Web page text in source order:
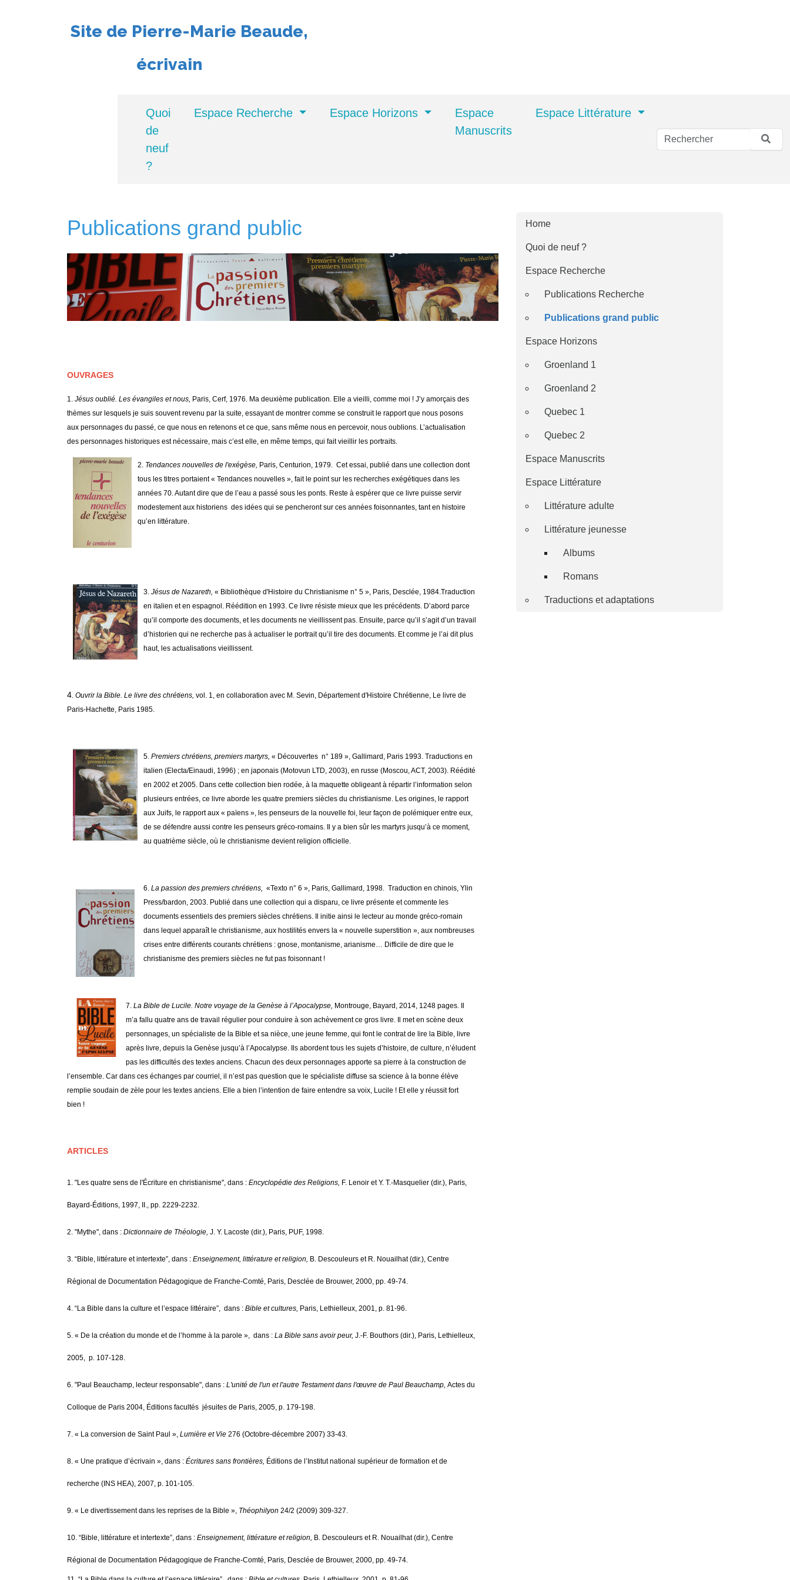
Site de Pierre-Marie Beaude,
écrivain
Quoi
de
neuf
?
Espace Recherche Espace Horizons
Espace
Manuscrits
Espace Littérature
Publications grand public
OUVRAGES
1. Jésus oublié. Les évangiles et nous, Paris, Cerf, 1976. Ma deuxième publication. Elle a vieilli, comme moi ! J’y amorçais des
thèmes sur lesquels je suis souvent revenu par la suite, essayant de montrer comme se construit le rapport que nous posons
aux personnages du passé, ce que nous en retenons et ce que, sans même nous en percevoir, nous oublions. L’actualisation
des personnages historiques est nécessaire, mais c’est elle, en même temps, qui fait vieillir les portraits.
2. Tendances nouvelles de l'exégèse, Paris, Centurion, 1979. Cet essai, publié dans une collection dont
tous les titres portaient « Tendances nouvelles », fait le point sur les recherches exégétiques dans les
années 70. Autant dire que de l’eau a passé sous les ponts. Reste à espérer que ce livre puisse servir
modestement aux historiens des idées qui se pencheront sur ces années foisonnantes, tant en histoire
qu’en littérature.
3. Jésus de Nazareth, « Bibliothèque d'Histoire du Christianisme n° 5 », Paris, Desclée, 1984.Traduction
en italien et en espagnol. Réédition en 1993. Ce livre résiste mieux que les précédents. D’abord parce
qu’il comporte des documents, et les documents ne vieillissent pas. Ensuite, parce qu’il s’agit d’un travail
d’historien qui ne recherche pas à actualiser le portrait qu’il tire des documents. Et comme je l’ai dit plus
haut, les actualisations vieillissent.
4 Ouvrir la Bible. Le livre des chrétiens, vol. 1, en collaboration avec M. Sevin, Département d'Histoire Chrétienne, Le livre de
Paris-Hachette, Paris 1985.
5. Premiers chrétiens, premiers martyrs, « Découvertes n° 189 », Gallimard, Paris 1993. Traductions en
italien (Electa/Einaudi, 1996) ; en japonais (Motovun LTD, 2003), en russe (Moscou, ACT, 2003). Réédité
en 2002 et 2005. Dans cette collection bien rodée, à la maquette obligeant à répartir l’information selon
plusieurs entrées, ce livre aborde les quatre premiers siècles du christianisme. Les origines, le rapport
aux Juifs, le rapport aux « païens », les penseurs de la nouvelle foi, leur façon de polémiquer entre eux,
de se défendre aussi contre les penseurs gréco-romains. Il y a bien sûr les martyrs jusqu’à ce moment,
au quatrième siècle, où le christianisme devient religion officielle.
6. La passion des premiers chrétiens,
«Texto n° 6 », Paris, Gallimard, 1998. Traduction en chinois, Ylin
Press/bardon, 2003. Publié dans une collection qui a disparu, ce livre présente et commente les
documents essentiels des premiers siècles chrétiens. Il initie ainsi le lecteur au monde gréco-romain
dans lequel apparaît le christianisme, aux hostilités envers la « nouvelle superstition », aux nombreuses
crises entre différents courants chrétiens : gnose, montanisme, arianisme… Difficile de dire que le
christianisme des premiers siècles ne fut pas foisonnant !
7. La Bible de Lucile. Notre voyage de la Genèse à l’Apocalypse, Montrouge, Bayard, 2014, 1248 pages. Il
m’a fallu quatre ans de travail régulier pour conduire à son achèvement ce gros livre. Il met en scène deux
personnages, un spécialiste de la Bible et sa nièce, une jeune femme, qui font le contrat de lire la Bible, livre
après livre, depuis la Genèse jusqu’à l’Apocalypse. Ils abordent tous les sujets d’histoire, de culture, n’éludent
pas les difficultés des textes anciens. Chacun des deux personnages apporte sa pierre à la construction de
l’ensemble. Car dans ces échanges par courriel, il n’est pas question que le spécialiste diffuse sa science à la bonne élève
remplie soudain de zèle pour les textes anciens. Elle a bien l’intention de faire entendre sa voix, Lucile ! Et elle y réussit fort
bien !
ARTICLES
1. "Les quatre sens de l'Écriture en christianisme", dans : Encyclopédie des Religions, F. Lenoir et Y. T.-Masquelier (dir.), Paris,
Bayard-Éditions, 1997, II., pp. 2229-2232.
2. "Mythe", dans : Dictionnaire de Théologie, J. Y. Lacoste (dir.), Paris, PUF, 1998.
3. “Bible, littérature et intertexte”, dans : Enseignement, littérature et religion, B. Descouleurs et R. Nouailhat (dir.), Centre
Régional de Documentation Pédagogique de Franche-Comté, Paris, Desclée de Brouwer, 2000, pp. 49-74.
4. “La Bible dans la culture et l’espace littéraire”, dans : Bible et cultures, Paris, Lethielleux, 2001, p. 81-96.
5. « De la création du monde et de l’homme à la parole », dans : La Bible sans avoir peur, J.-F. Bouthors (dir.), Paris, Lethielleux,
2005, p. 107-128.
6. "Paul Beauchamp, lecteur responsable", dans : L'unité de l'un et l'autre Testament dans l'œuvre de Paul Beauchamp, Actes du
Colloque de Paris 2004, Éditions facultés jésuites de Paris, 2005, p. 179-198.
7. « La conversion de Saint Paul », Lumière et Vie 276 (Octobre-décembre 2007) 33-43.
8. « Une pratique d’écrivain », dans : Écritures sans frontières, Éditions de l’Institut national supérieur de formation et de
recherche (INS HEA), 2007, p. 101-105.
9. « Le divertissement dans les reprises de la Bible », Théophilyon 24/2 (2009) 309-327.
10. “Bible, littérature et intertexte”, dans : Enseignement, littérature et religion, B. Descouleurs et R. Nouailhat (dir.), Centre
Régional de Documentation Pédagogique de Franche-Comté, Paris, Desclée de Brouwer, 2000, pp. 49-74.
Home
Quoi de neuf ?
Espace Recherche
Publications Recherche
Publications grand public
Espace Horizons
Groenland 1
Groenland 2
Quebec 1
Quebec 2
Espace Manuscrits
Espace Littérature
Littérature adulte
Littérature jeunesse
Albums
Romans
Traductions et adaptations